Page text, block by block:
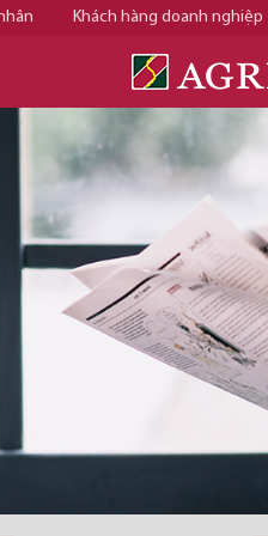
Khách hàng doanh nghiệp